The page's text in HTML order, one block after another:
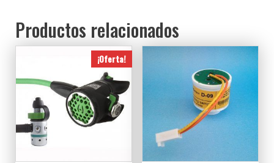
Productos relacionados
¡Oferta!